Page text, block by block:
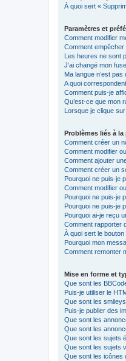
À quoi sert «
Paramètres et
Comment modifier
Comment
Les heures ne sont
J’ai changé mon
Ma langue n’est pas
A quoi
Comment puis-je
Qu’est-ce que mon
Lorsque je clique
Problèmes liés à
Comment créer un
Comment modifier
Comment ajouter
Comment créer un
Pourquoi ne puis-je
Comment modifier
Pourquoi ne puis-je
Pourquoi ne puis-je
Pourquoi ai-je reçu
Comment rapporter
À quoi sert le
Pourquoi mon
Comment remonter
Mise en forme et
Que sont les
Puis-je utiliser le
Que sont les
Puis-je publier des
Que sont les
Que sont les
Que sont les sujets
Que sont les sujets
Que sont les icônes